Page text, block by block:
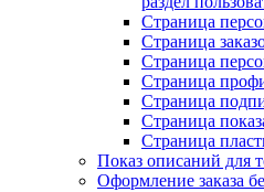
Страница
Страница
Страница
Страница
Страница
Страница
Страница
Показ описаний для
Оформление заказа